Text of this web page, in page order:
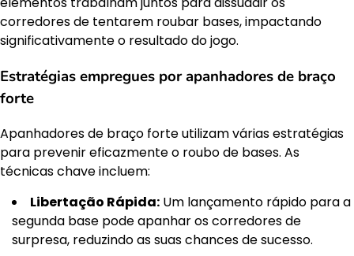
corredores de tentarem roubar bases, impactando
significativamente o resultado do jogo.
Estratégias empregues por apanhadores de braço
forte
Apanhadores de braço forte utilizam várias estratégias
para prevenir eficazmente o roubo de bases. As
técnicas chave incluem:
Libertação Rápida: Um lançamento rápido para a
segunda base pode apanhar os corredores de
surpresa, reduzindo as suas chances de sucesso.